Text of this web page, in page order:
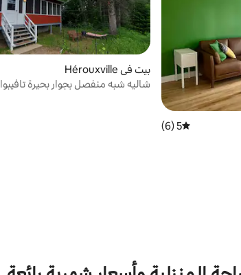
متوسط التقييم 5 من 5، 6 مراجعات
5 (6)
بيت في Hérouxville
شاليه شبه منفصل بجوار بحيرة تافيبوا